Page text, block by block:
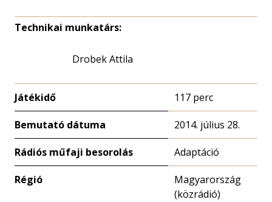
Technikai munkatárs:
Drobek Attila
Játékidő 117 perc
Bemutató dátuma 2014. július 28.
Rádiós műfaji besorolás Adaptáció
Régió
Magyarország
(közrádió)